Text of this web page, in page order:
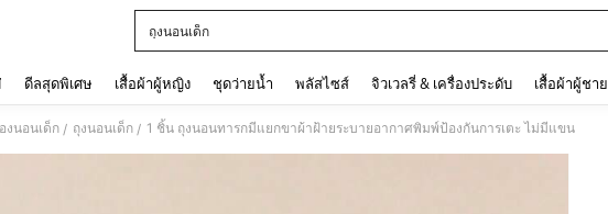
ถุงนอนเด็ก
ดีลสุดพิเศษ เสื้อผ้าผู้หญิง ชุดว่ายน้ำ พลัสไซส์ จิวเวลรี่ & เครื่องประดับ เสื้อผ้าผู้ชาย
งนอนเด็ก / ถุงนอนเด็ก / 1 ชิ้น ถุงนอนทารกมีแยกขาผ้าฝ้ายระบายอากาศพิมพ์ป้องกันการเตะ ไม่มีแขน